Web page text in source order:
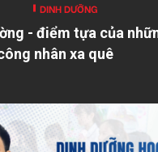
DINH DƯỠNG
- điểm tựa của
nhân xa quê